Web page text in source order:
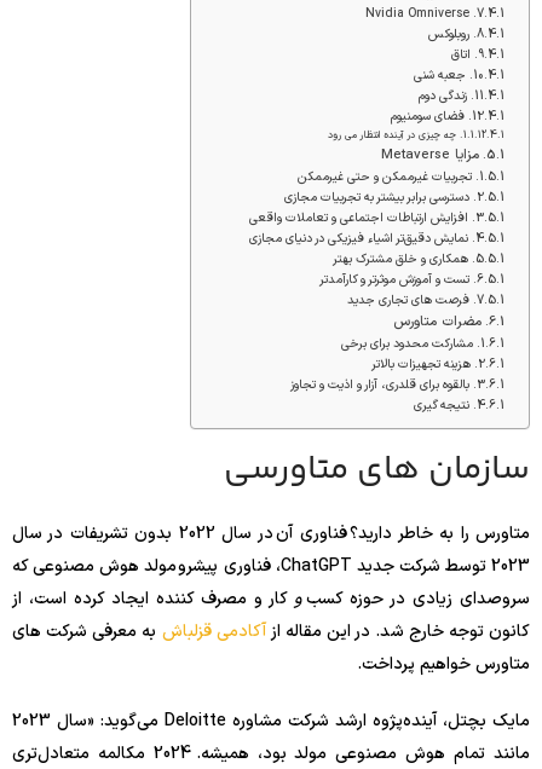
Nvidia Omniverse
روبلوکس
اتاق
جعبه شنی
زندگی دوم
فضای سومنیوم
چه چیزی در آینده انتظار می رود
مزایا Metaverse
تجربیات غیرممکن و حتی غیرممکن
دسترسی برابر بیشتر به تجربیات مجازی
افزایش ارتباطات اجتماعی و تعاملات واقعی
نمایش دقیق‌تر اشیاء فیزیکی در دنیای مجازی
همکاری و خلق مشترک بهتر
تست و آموزش موثرتر و کارآمدتر
فرصت های تجاری جدید
مضرات متاورس
مشارکت محدود برای برخی
هزینه تجهیزات بالاتر
بالقوه برای قلدری، آزار و اذیت و تجاوز
نتیجه گیری
سازمان های متاورسی
متاورس را به خاطر دارید؟ فناوری آن در سال 2022 بدون تشریفات در سال
2023 توسط شرکت جدید ChatGPT، فناوری پیشرو مولد هوش مصنوعی که
سروصدای زیادی در حوزه کسبو کار و مصرف کننده ایجاد کرده است، از
کانون توجه خارج شد. در این مقاله ازآکادمی قزلباش به معرفی شرکت های
متاورس خواهیم پرداخت.
مایک بچتل، آینده‌پژوه ارشد شرکت مشاوره Deloitte می‌گوید: «سال 2023
مانند تمام هوش مصنوعی مولد بود، همیشه. 2024 مکالمه متعادل‌تری